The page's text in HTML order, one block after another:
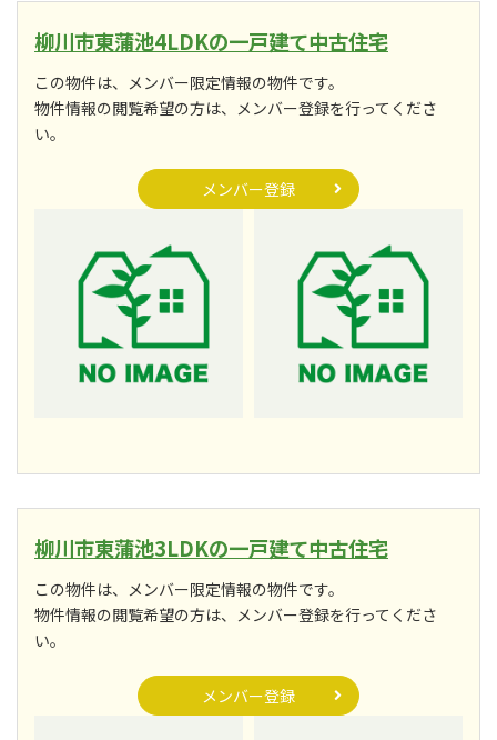
柳川市東蒲池4LDKの一戸建て中古住宅
この物件は、メンバー限定情報の物件です。
物件情報の閲覧希望の方は、メンバー登録を行ってくださ
い。
メンバー登録
柳川市東蒲池3LDKの一戸建て中古住宅
この物件は、メンバー限定情報の物件です。
物件情報の閲覧希望の方は、メンバー登録を行ってくださ
い。
メンバー登録